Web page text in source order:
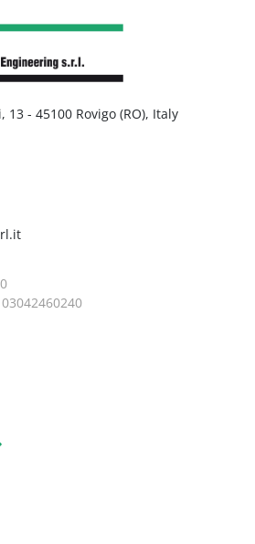
le stazioni adiacenti e di 0,5
le stazioni all'estremità
disco.
sono azionati da un
a corrente alternata per
anche i lavori più impegnativi
affrontati senza problemi.
da 5" azionato da
FANUC integrato da
5 min.) per la lavorazione
motorizzati e migliora la
diverse lavorazioni. Sono
sull'asse X.
13 - 45100 Rovigo (RO), Italy